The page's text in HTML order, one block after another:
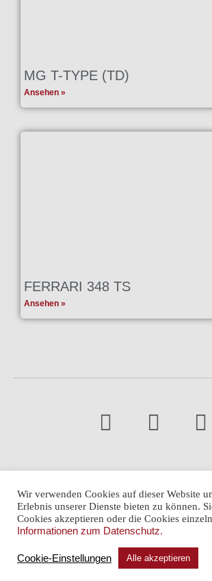
MG T-TYPE (TD)
Ansehen »
FERRARI 348 TS
Ansehen »
© ARNOLD CLASSIC GMBH
Cookie-Einstellungen
Wir verwenden Cookies auf dieser Website
Erlebnis unserer Dienste bieten zu können.
Cookies akzeptieren oder die Cookies
Informationen zum Datenschutz.
Cookie-Einstellungen Alle akzeptieren